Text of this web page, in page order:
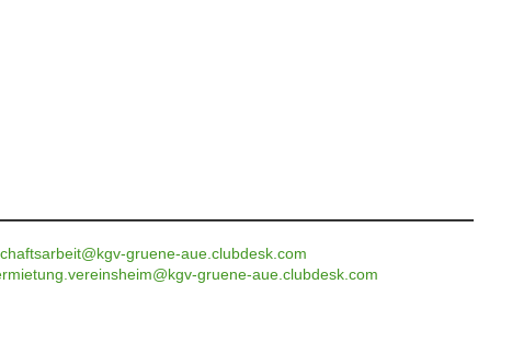
gruene-aue.clubdesk.com
gruene-aue.clubdesk.com